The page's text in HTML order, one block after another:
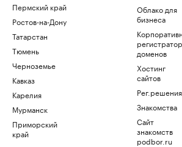
Пермский край
Ростов-на-Дону
Татарстан
Тюмень
Черноземье
Кавказ
Карелия
Мурманск
Приморский
край
Облако для
бизнеса
регистратор
доменов
Хостинг
сайтов
Рег.решения
Знакомства
Сайт
знакомств
podbor.ru